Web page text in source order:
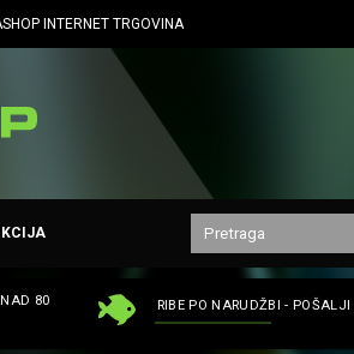
INTERNET TRGOVINA
80
RIBE PO NARUDŽBI -